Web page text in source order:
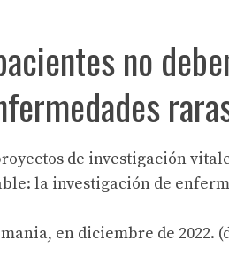
no
de investigación
la investigación de
en diciembre de 2022.